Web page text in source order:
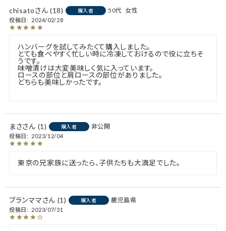
chisato 18 購入者 50代 女性
投稿日 2024/02/28
ハンバーグを試してみたくて購入しました。
とても食べやすく忙しい時に冷凍しておけるので役に立ちそ
うです。
味噌漬けは大変美味しく気に入っています。
ロースの部位と肩ロースの部位がありました。
どちらも美味しかったです。
まさ 1 購入者 非公開
投稿日 2023/12/04
東京の兄家族に送ったら、子供たちも大満足でした。
ブランママ 1 購入者 鹿児島県
投稿日 2023/07/31